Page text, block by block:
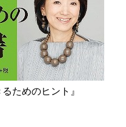
ためのヒント』